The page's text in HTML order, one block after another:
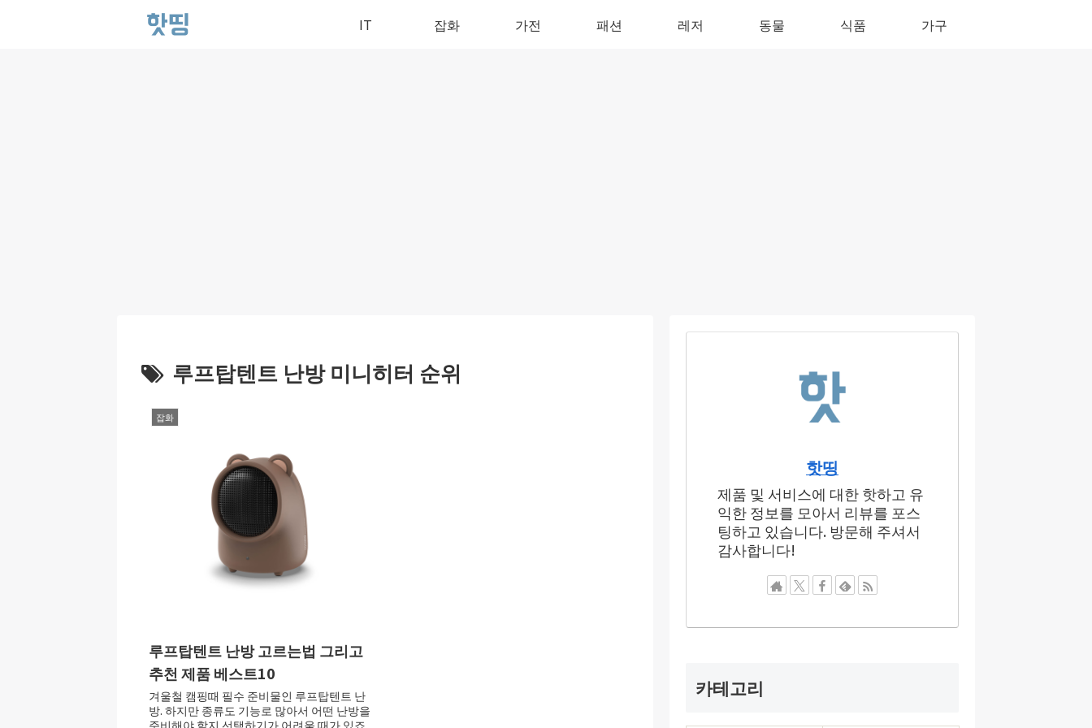
IT 잡화 가전 패션 레저 동물 식품 가구
루프탑텐트 난방 미니히터 순위
잡화
루프탑텐트 난방 고르는법 그리고
추천 제품 베스트10
겨울철 캠핑때 필수 준비물인 루프탑텐트 난
방. 하지만 종류도 기능로 많아서 어떤 난방을
준비해야 할지 선택하기가 어려울 때가 있죠.
핫띵
제품 및 서비스에 대한 핫하고 유
익한 정보를 모아서 리뷰를 포스
팅하고 있습니다. 방문해 주셔서
감사합니다!
카테고리